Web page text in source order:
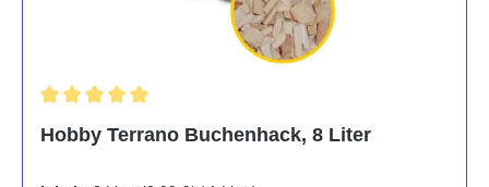
Hobby Terrano Buchenhack, 8 Liter